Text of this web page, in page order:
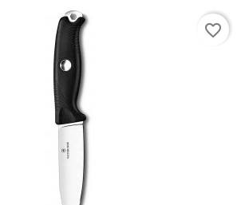
favorite_border